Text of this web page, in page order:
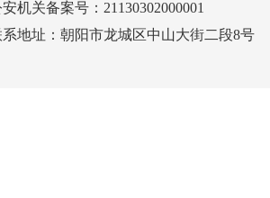
机关备案号：21130302000001
系地址：朝阳市龙城区中山大街二段8号